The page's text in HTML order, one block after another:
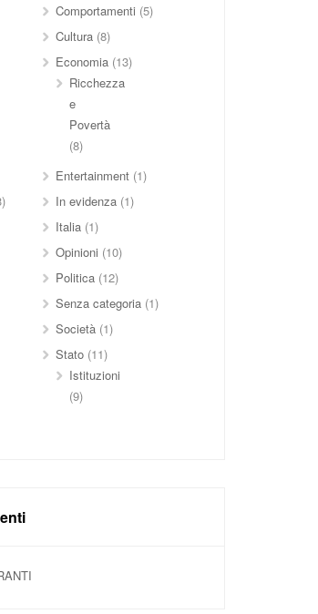
Comportamenti (5)
Cultura (8)
Economia (13)
Ricchezza
e
Povertà
(8)
Entertainment (1)
In evidenza (1)
Italia (1)
Opinioni (10)
Politica (12)
Senza categoria (1)
Società (1)
Stato (11)
Istituzioni
(9)